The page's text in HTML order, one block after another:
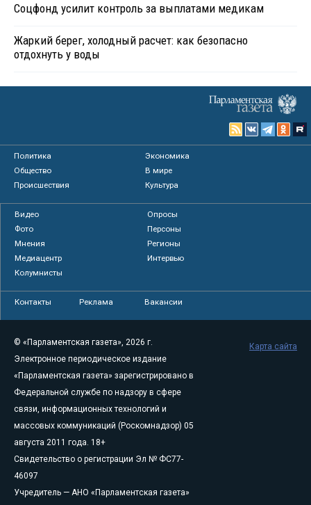
Соцфонд усилит контроль за выплатами медикам
Жаркий берег, холодный расчет: как безопасно
отдохнуть у воды
Политика
Экономика
Общество
В мире
Происшествия
Культура
Видео
Опросы
Фото
Персоны
Мнения
Регионы
Медиацентр
Интервью
Колумнисты
Контакты Реклама Вакансии
© «Парламентская газета», 2026 г.
Электронное периодическое издание
«Парламентская газета» зарегистрировано в
Федеральной службе по надзору в сфере
связи, информационных технологий и
массовых коммуникаций (Роскомнадзор) 05
августа 2011 года. 18+
Свидетельство о регистрации Эл № ФС77-
46097
Учредитель — АНО «Парламентская газета»
Карта сайта